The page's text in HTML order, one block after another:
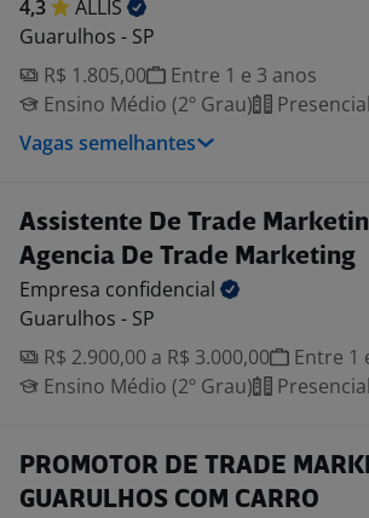
4,3
ALLIS
Guarulhos - SP
R$ 1.805,00
Entre 1 e 3 anos
Ensino Médio (2º Grau)
Presencial
Vagas semelhantes
Assistente De Trade
Agencia De Trade Marketing
Empresa confidencial
Guarulhos - SP
R$ 2.900,00 a R$ 3.000,00
Entre 1
Ensino Médio (2º Grau)
Presencial
PROMOTOR DE TRADE
GUARULHOS COM CARRO